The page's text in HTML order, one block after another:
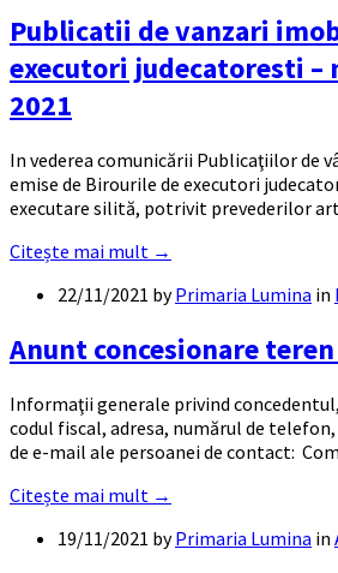
Publicatii de vanzari
executori judecatoresti –
2021
In vederea comunicării Publicaţiilor de
emise de Birourile de executori
executare silită, potrivit prevederilor
Citește mai mult →
22/11/2021 byPrimaria Lumina in
Anunt concesionare
Informaţii generale privind
codul fiscal, adresa, numărul de
de e-mail ale persoanei de contact:
Citește mai mult →
19/11/2021 byPrimaria Lumina in